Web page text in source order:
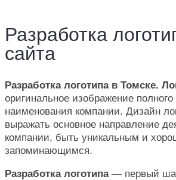
Разработка
сайта
Разработка логотипа в Томске.
оригинальное изображение
наименования компании. Дизайн
выражать основное направление
компании, быть уникальным и
запоминающимся.
Разработка логотипа— первый